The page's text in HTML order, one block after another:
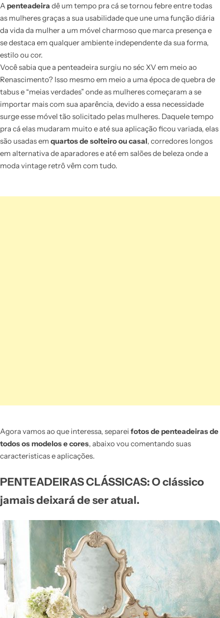
A penteadeira dê um tempo pra cá se tornou febre entre todas
as mulheres graças a sua usabilidade que une uma função diária
da vida da mulher a um móvel charmoso que marca presença e
se destaca em qualquer ambiente independente da sua forma,
estilo ou cor.
Você sabia que a penteadeira surgiu no séc XV em meio ao
Renascimento? Isso mesmo em meio a uma época de quebra de
tabus e “meias verdades” onde as mulheres começaram a se
importar mais com sua aparência, devido a essa necessidade
surge esse móvel tão solicitado pelas mulheres. Daquele tempo
pra cá elas mudaram muito e até sua aplicação ficou variada, elas
são usadas em quartos de solteiro ou casal, corredores longos
em alternativa de aparadores e até em salões de beleza onde a
moda vintage retrô vêm com tudo.
Agora vamos ao que interessa, separei fotos de penteadeiras de
todos os modelos e cores, abaixo vou comentando suas
caracteristicas e aplicações.
PENTEADEIRAS CLÁSSICAS: O clássico
jamais deixará de ser atual.